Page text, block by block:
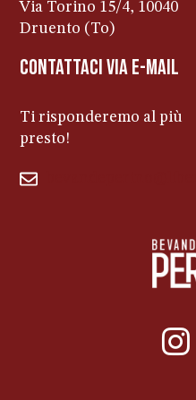
Via Torino 15/4, 10040
Druento (To)
contattaci via e-mail
Ti risponderemo al più
presto!